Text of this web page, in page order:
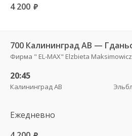
4 200 руб.
Фирма " EL-MAX" Elzbieta Maksimowicz
20:45
Калининград АВ
Ежедневно